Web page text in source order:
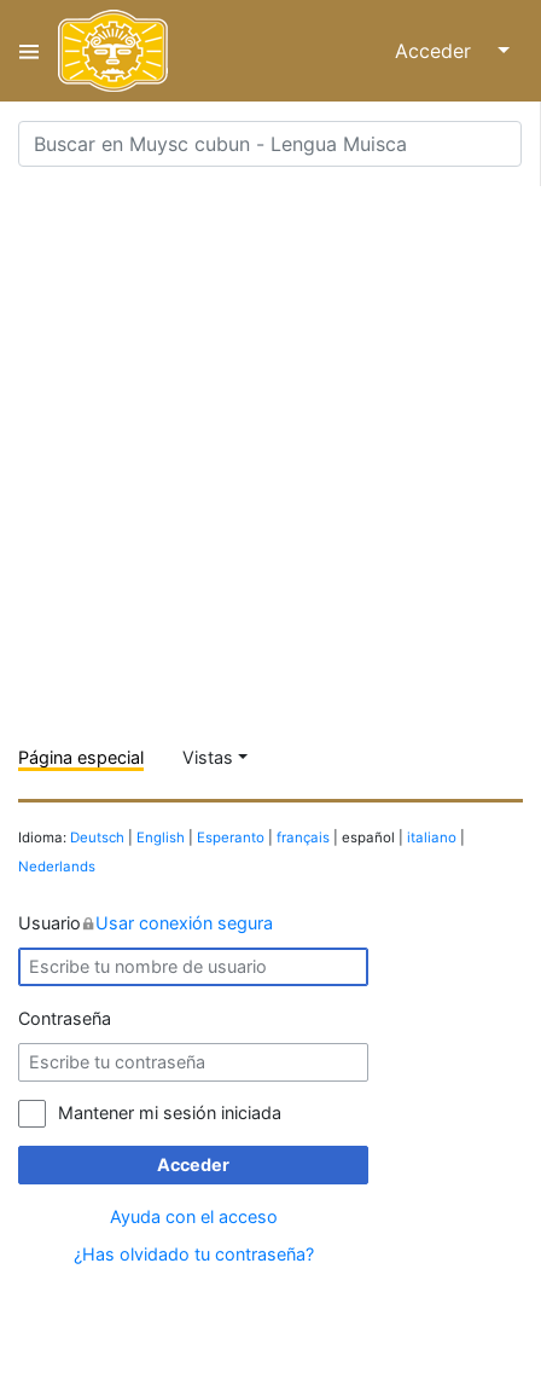
Acceder ↓
Página especial Vistas
Idioma: Deutsch English Esperanto français | español | italiano
Nederlands
Usuario Usar conexión segura
Contraseña
Mantener mi sesión iniciada
Acceder
Ayuda con el acceso
¿Has olvidado tu contraseña?